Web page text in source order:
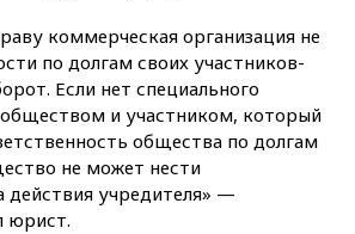
коммерческая организация не
по долгам своих участников-
Если нет специального
и участником, который
общества по долгам
не может нести
действия учредителя» —
юрист.